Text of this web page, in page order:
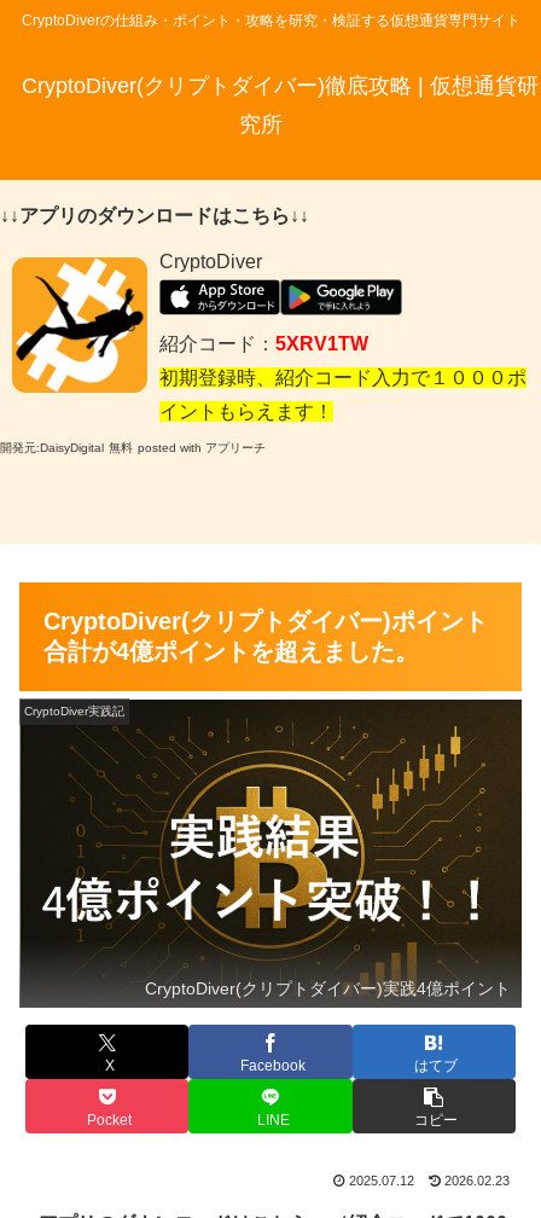
CryptoDiverの仕組み・ポイント・攻略を研究・検証する仮想通貨専門サイト
CryptoDiver(クリプトダイバー)徹底攻略 | 仮想通貨研
究所
↓↓アプリのダウンロードはこちら↓↓
CryptoDiver
紹介コード： 5XRV1TW
初期登録時、紹介コード入力で１０００ポ
イントもらえます！
開発元:DaisyDigital 無料 posted with アプリーチ
CryptoDiver(クリプトダイバー)ポイント
合計が4億ポイントを超えました。
CryptoDiver実践記
CryptoDiver(クリプトダイバー)実践4億ポイント
X Facebook はてブ
Pocket LINE コピー
2025.07.12 2026.02.23